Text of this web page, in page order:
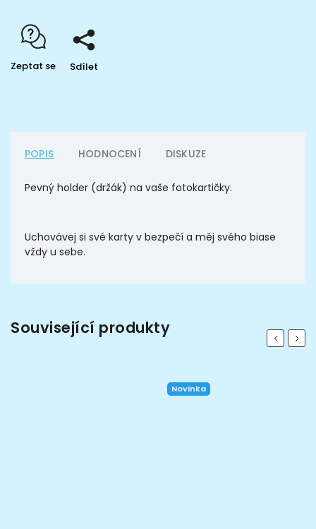
Zeptat se Sdílet
POPIS HODNOCENÍ DISKUZE
Pevný holder (držák) na vaše fotokartičky.
Uchovávej si své karty v bezpečí a měj svého biase
vždy u sebe.
Související produkty Previous
Novinka
Next